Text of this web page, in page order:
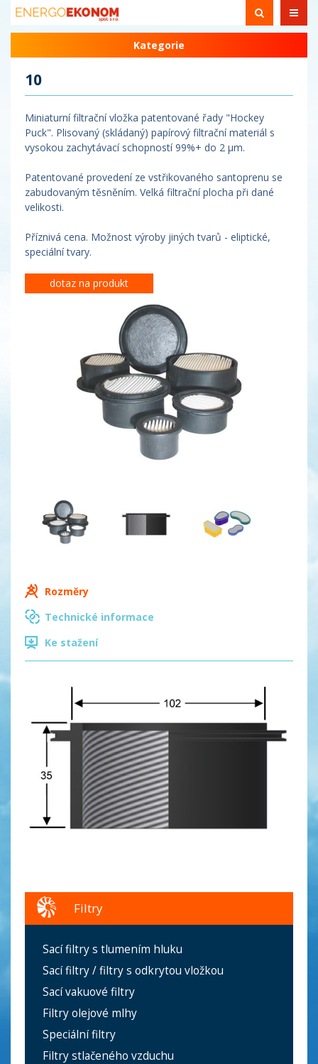
Kategorie
10
Miniaturní filtrační vložka patentované řady "Hockey
Puck". Plisovaný (skládaný) papírový filtrační materiál s
vysokou zachytávací schopností 99%+ do 2 µm.
Patentované provedení ze vstřikovaného santoprenu se
zabudovaným těsněním. Velká filtrační plocha při dané
velikosti.
Příznivá cena. Možnost výroby jiných tvarů - eliptické,
speciální tvary.
dotaz na produkt
Rozměry
Technické informace
Ke stažení
Filtry
Sací filtry s tlumením hluku
Sací filtry / filtry s odkrytou vložkou
Sací vakuové filtry
Filtry olejové mlhy
Speciální filtry
Filtry stlačeného vzduchu